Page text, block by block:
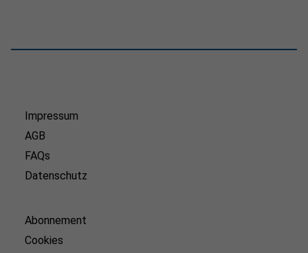
Impressum
AGB
FAQs
Datenschutz
Abonnement
Cookies